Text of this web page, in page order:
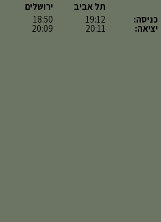
כניסה:
יציאה:
תל אביב
19:12
20:11
ירושלים
18:50
20:09